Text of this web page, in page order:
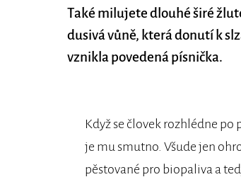
Také milujete dlouhé širé
dusivá vůně, která donutí k
vznikla povedená písnička.
Když se človek rozhlédne
je mu smutno. Všude jen
pěstované pro biopaliva a